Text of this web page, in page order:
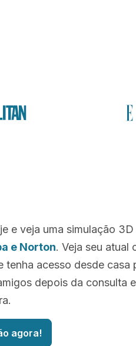
e veja uma simulação
e Norton. Veja seu atual
tenha acesso desde casa
depois da consulta
agora!